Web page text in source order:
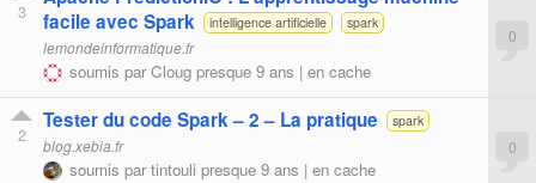
3
facile avec Spark
intelligence artificielle spark
lemondeinformatique.fr
soumis parCloug presque 9 ans | en cache
0
2
Tester du code Spark – 2 – La pratique spark
blog.xebia.fr
soumis partintouli presque 9 ans | en cache
0